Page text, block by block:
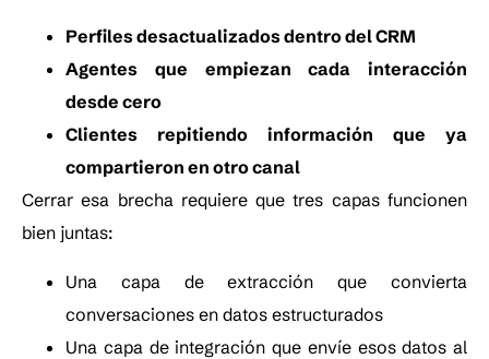
Perfiles desactualizados dentro del CRM
Agentes que empiezan cada interacción
desde cero
Clientes repitiendo información que ya
compartieron en otro canal
Cerrar esa brecha requiere que tres capas funcionen
bien juntas:
Una capa de extracción que convierta
conversaciones en datos estructurados
Una capa de integración que envíe esos datos al